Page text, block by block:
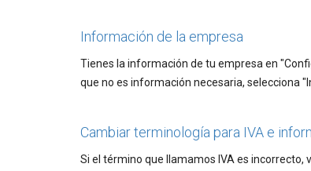
Información de la empresa
Tienes la información de tu empresa en
que no es información necesaria, selecciona
Cambiar terminología para IVA e
Si el término que llamamos IVA es incorrecto,